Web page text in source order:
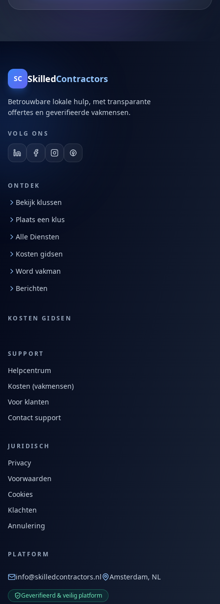
SC SkilledContractors
Betrouwbare lokale hulp, met transparante
offertes en geverifieerde vakmensen.
VOLG ONS
ONTDEK
Bekijk klussen
Plaats een klus
Alle Diensten
Kosten gidsen
Word vakman
Berichten
KOSTEN GIDSEN
SUPPORT
Helpcentrum
Kosten (vakmensen)
Voor klanten
Contact support
JURIDISCH
Privacy
Voorwaarden
Cookies
Klachten
Annulering
PLATFORM
info@skilledcontractors.nl Amsterdam, NL
Geverifieerd & veilig platform